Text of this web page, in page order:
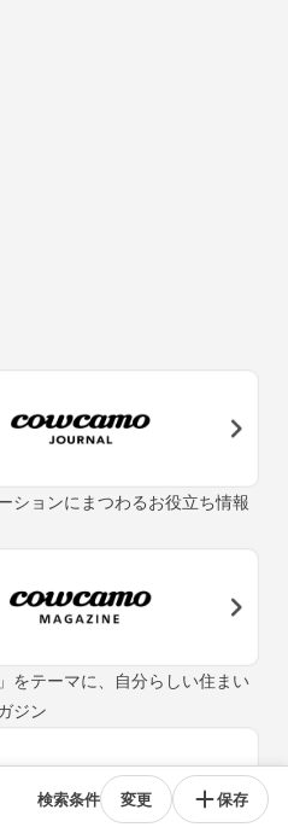
検索条件 変更 保存
ションにまつわるお役立ち情報
をテーマに、自分らしい住まい
ジン